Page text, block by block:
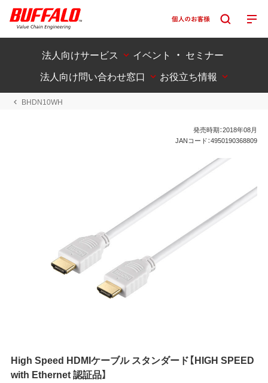
法人向けサービス
イベント ・ セミナー
法人向け問い合わせ窓口
お役立ち情報
BHDN10WH
発売時期：2018年08月
JANコード：4950190368809
High Speed HDMIケーブル スタンダード【HIGH SPEED
with Ethernet 認証品】